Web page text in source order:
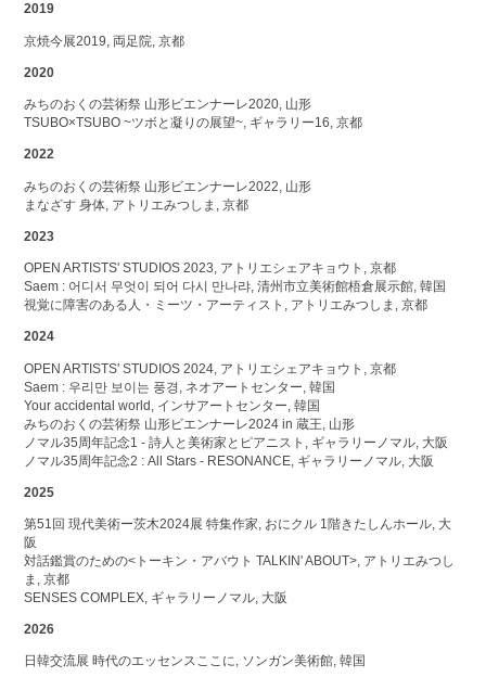
2019
京焼今展2019, 両足院, 京都
2020
みちのおくの芸術祭 山形ビエンナーレ2020, 山形
TSUBO×TSUBO ~ツボと凝りの展望~, ギャラリー16, 京都
2022
みちのおくの芸術祭 山形ビエンナーレ2022, 山形
まなざす 身体, アトリエみつしま, 京都
2023
OPEN ARTISTS' STUDIOS 2023, アトリエシェアキョウト, 京都
Saem : 어디서 무엇이 되어 다시 만나랴, 清州市立美術館梧倉展示館, 韓国
視覚に障害のある人・ミーツ・アーティスト, アトリエみつしま, 京都
2024
OPEN ARTISTS' STUDIOS 2024, アトリエシェアキョウト, 京都
Saem : 우리만 보이는 풍경, ネオアートセンター, 韓国
Your accidental world, インサアートセンター, 韓国
みちのおくの芸術祭 山形ビエンナーレ2024 in 蔵王, 山形
ノマル35周年記念1 - 詩人と美術家とピアニスト, ギャラリーノマル, 大阪
ノマル35周年記念2 : All Stars - RESONANCE, ギャラリーノマル, 大阪
2025
第51回 現代美術ー茨木2024展 特集作家, おにクル 1階きたしんホール, 大
阪
対話鑑賞のための<トーキン・アバウト TALKIN' ABOUT>, アトリエみつし
ま, 京都
SENSES COMPLEX, ギャラリーノマル, 大阪
2026
日韓交流展 時代のエッセンスここに, ソンガン美術館, 韓国